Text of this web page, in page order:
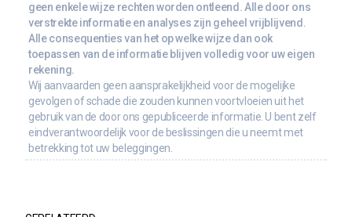
geen enkele wijze rechten worden ontleend. Alle door ons
verstrekte informatie en analyses zijn geheel vrijblijvend.
Alle consequenties van het op welke wijze dan ook
toepassen van de informatie blijven volledig voor uw eigen
rekening.
Wij aanvaarden geen aansprakelijkheid voor de mogelijke
gevolgen of schade die zouden kunnen voortvloeien uit het
gebruik van de door ons gepubliceerde informatie. U bent zelf
eindverantwoordelijk voor de beslissingen die u neemt met
betrekking tot uw beleggingen.